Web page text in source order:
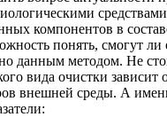
компонентов в
понять, смогут ли
данным методом. Не
вида очистки зависит
внешней среды. А